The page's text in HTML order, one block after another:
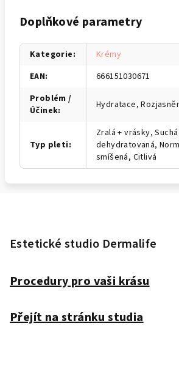
Doplňkové parametry
Kategorie:
Krémy
EAN:
666151030671
Problém /
Účinek: Hydratace,
Typ pleti:
Zralá + vrásky, Suchá
dehydratovaná,
smíšená, Citlivá
Estetické studio Dermalife
Procedury pro vaši krásu
Přejít na stránku studia